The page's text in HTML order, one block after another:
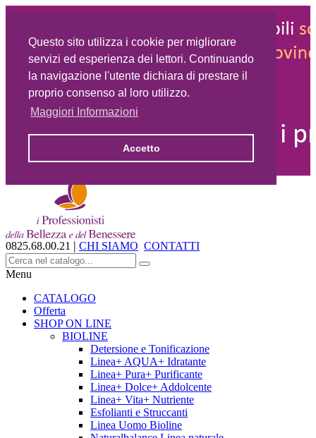
Questo sito utilizza i cookie per migliorare
servizi ed esperienza dei lettori. Continuando
la navigazione l'utente dichiara di prestare il
proprio consenso al loro utilizzo.
Maggiori Informazioni
Accetto
0825.68.00.21 | CHI SIAMO CONTATTI
Menu
CATALOGO
Offerta
SHOP ON LINE
BIOLINE
Detersione e Tonificazione
Linea+ AQUA+ Idratante
Linea+ Pura+ Purificante
Linea+ Dolce+ Addolcente
Linea+ Vita+ Nutriente
Esfolianti e Struccanti
Linea Uomo Bioline